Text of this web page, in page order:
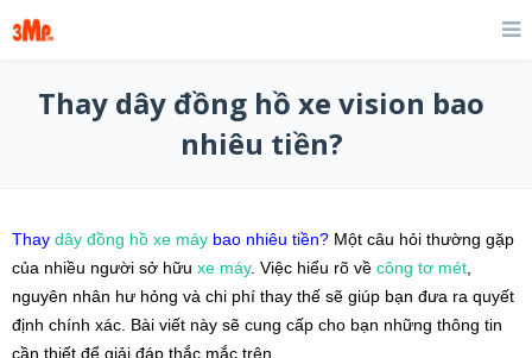
Thay dây đồng hồ xe vision bao
nhiêu tiền?
Thay dây đồng hồ xe máy bao nhiêu tiền? Một câu hỏi thường gặp
của nhiều người sở hữu xe máy. Việc hiểu rõ về công tơ mét
nguyên nhân hư hỏng và chi phí thay thế sẽ giúp bạn đưa ra quyết
định chính xác. Bài viết này sẽ cung cấp cho bạn những thông tin
cần thiết để giải đáp thắc mắc trên.